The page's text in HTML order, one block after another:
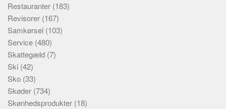
Restauranter (183)
Revisorer (167)
Samkørsel (103)
Service (480)
Skattegæld (7)
Ski (42)
Sko (33)
Skøder (734)
Skønhedsprodukter (18)